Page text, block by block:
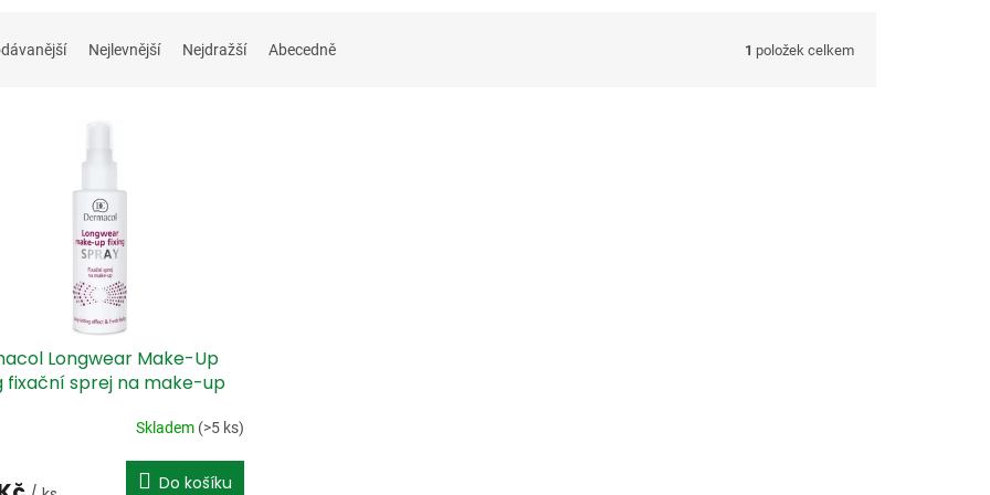
Nejlevnější Nejdražší Abecedně 1 položek celkem
Longwear Make-Up
fixační sprej na make-up
Skladem (>5 ks)
Do košíku